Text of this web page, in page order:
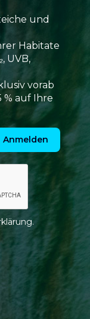
und
Habitate
UVB,
vorab
% auf Ihre
Anmelden
.